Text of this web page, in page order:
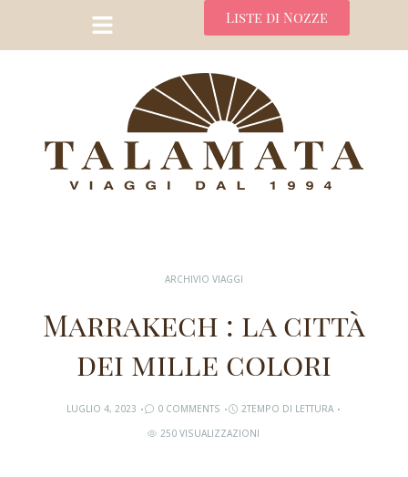
Liste di Nozze
ARCHIVIO VIAGGI
Marrakech : la città
dei mille colori
LUGLIO 4, 2023 0 COMMENTS
2TEMPO DI LETTURA
250 VISUALIZZAZIONI